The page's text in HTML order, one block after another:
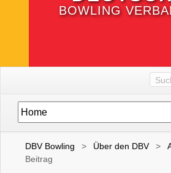
BOWLING
Navigation
überspringen
DBV Bowling Über den DBV
Beitrag